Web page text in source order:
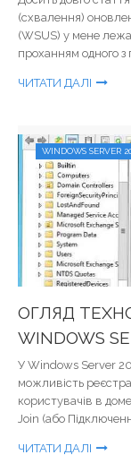
(схвалення)
(WSUS) у мене
проханням одного з
ЧИТАТИ ДАЛІ
WINDOWS SERVER
ОГЛЯД
WINDOWS
У Windows Server
можливість
користувачів в
Join (або
ЧИТАТИ ДАЛІ